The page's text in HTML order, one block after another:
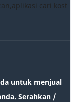
cari kost
untuk menjual
Serahkan /